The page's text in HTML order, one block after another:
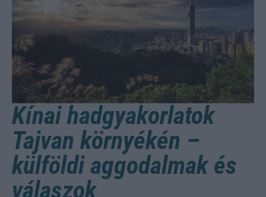
Kínai hadgyakorlatok
Tajvan környékén –
külföldi aggodalmak és
válaszok